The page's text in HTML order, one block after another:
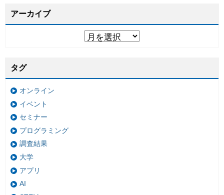
アーカイブ
タグ
オンライン
イベント
セミナー
プログラミング
調査結果
大学
アプリ
AI